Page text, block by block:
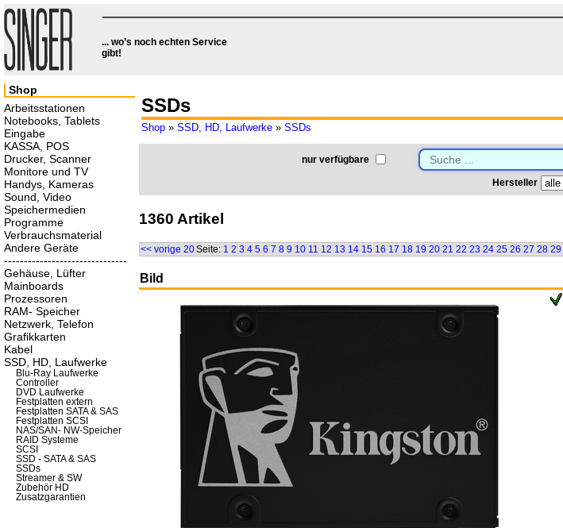
... wo’s noch echten Service
gibt!
SSDs
Shop » SSD, HD, Laufwerke » SSDs
nur verfügbare
Hersteller
1360 Artikel
<< vorige 20Seite: 1 2 3 4 5 6 7 8 9 10 11 12 13 14 15 16 17 18 19 20 21 22 23 24 25 26 27 28 29
Bild
Shop
Arbeitsstationen
Notebooks, Tablets
Eingabe
KASSA, POS
Drucker, Scanner
Monitore und TV
Handys, Kameras
Sound, Video
Speichermedien
Programme
Verbrauchsmaterial
Andere Geräte
-------------------------------
Gehäuse, Lüfter
Mainboards
Prozessoren
RAM- Speicher
Netzwerk, Telefon
Grafikkarten
Kabel
SSD, HD, Laufwerke
Blu-Ray Laufwerke
Controller
DVD Laufwerke
Festplatten extern
Festplatten SATA & SAS
Festplatten SCSI
NAS/SAN- NW-Speicher
RAID Systeme
SCSI
SSD - SATA & SAS
SSDs
Streamer & SW
Zubehör HD
Zusatzgarantien